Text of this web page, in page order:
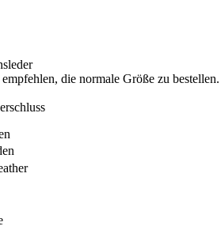
die normale Größe zu bestellen.